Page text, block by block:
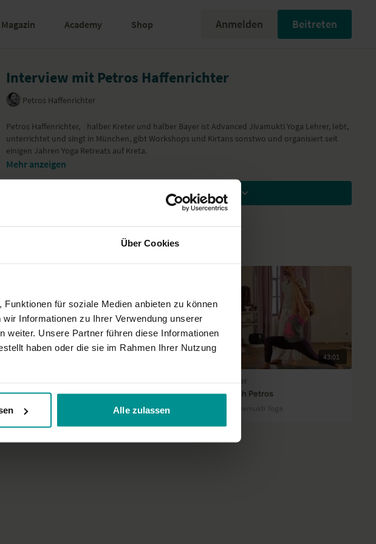
Über Cookies
für soziale Medien anbieten zu können
Informationen zu Ihrer Verwendung unserer
weiter. Unsere Partner führen diese Informationen
haben oder die sie im Rahmen Ihrer Nutzung
Alle zulassen
Magazin Academy Shop Anmelden Beitreten
Interview mit Petros Haffenrichter
Petros Haffenrichter
Petros Haffenrichter, halber Kreter und halber Bayer ist Advanced Jivamukti Yoga Lehrer, lebt,
unterrichtet und singt in München, gibt Workshops und Kirtans sonstwo und organisiert seit
einigen Jahren Yoga Retreats auf Kreta.
Mehr anzeigen
Zum Ansehen Mitglied werden
mit dem Yogateam Berlin
| Yoga Talks
43:01
Petros Haffenrichter
Good Morning with Petros
Fortgeschrittene | Jivamukti Yoga